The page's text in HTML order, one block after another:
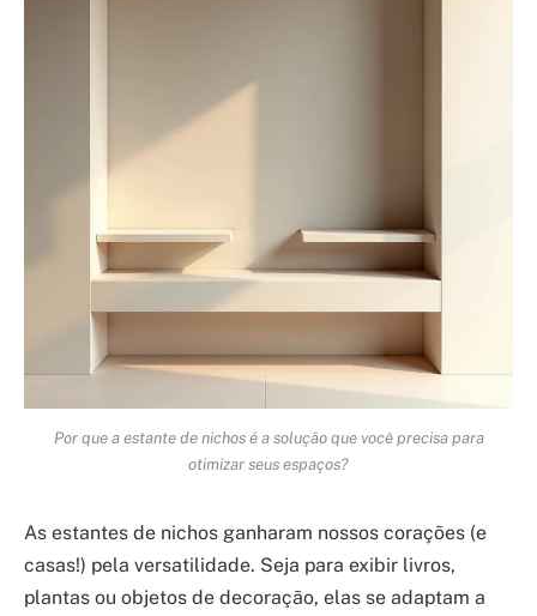
Por que a estante de nichos é a solução que você precisa para
otimizar seus espaços?
As estantes de nichos ganharam nossos corações (e
casas!) pela versatilidade. Seja para exibir livros,
plantas ou objetos de decoração, elas se adaptam a